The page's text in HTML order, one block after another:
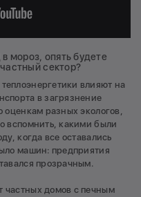
мороз, опять будете
сектор?
влияют на
в загрязнение
оценкам разных экологов,
вспомнить, какими были
когда все оставались
машин: предприятия
прозрачным.
домов с печным